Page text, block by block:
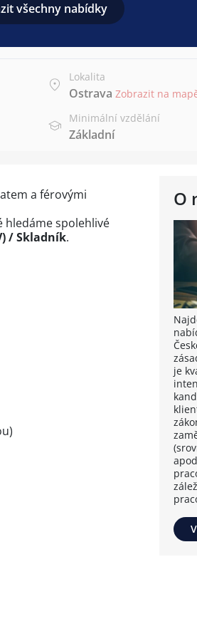
všechny nabídky
Lokalita
Ostrava Zobrazit na
Minimální vzdělání
Základní
O
je
a férovými
hledáme spolehlivé
/ Skladník.